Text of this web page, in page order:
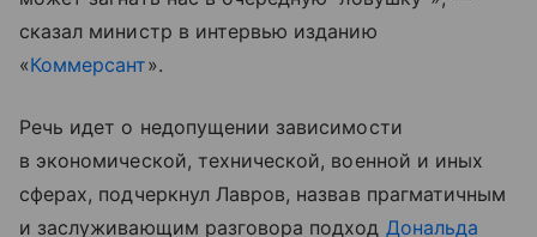
сказал министр в интервью изданию
«Коммерсант».
Речь идет о недопущении зависимости
в экономической, технической, военной и иных
сферах, подчеркнул Лавров, назвав прагматичным
и заслуживающим разговора подход Дональда